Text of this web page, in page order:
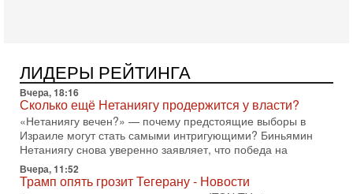
Иран доведет Трампа до крайних мер? Разбор и
оценка от военного обозревателя Давида Шарпа
Ситуация вокруг противостояния Ирана и США накаляется
с каждым днем. Почему Трамп в самый последний момент
отменил решение о нанесении тяжелых ударов
30-07-2026, 16:54
Покупатель авиакомпании «Аркия» намерен
запретить полеты по субботам!
Вокруг возможной продажи авиакомпании «Аркия»
ЛИДЕРЫ РЕЙТИНГА
Вчера, 18:16
Сколько ещё Нетаниягу продержится у власти?
«Нетаниягу вечен?» — почему предстоящие выборы в
Израиле могут стать самыми интригующими? Биньямин
Нетаниягу снова уверенно заявляет, что победа на
Вчера, 11:52
Трамп опять грозит Тегерану - Новости